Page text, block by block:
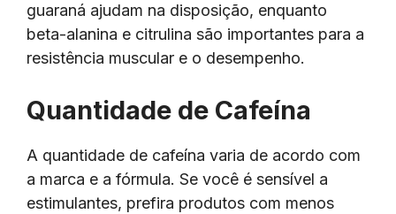
guaraná ajudam na disposição, enquanto
beta-alanina e citrulina são importantes para a
resistência muscular e o desempenho.
Quantidade de Cafeína
A quantidade de cafeína varia de acordo com
a marca e a fórmula. Se você é sensível a
estimulantes, prefira produtos com menos